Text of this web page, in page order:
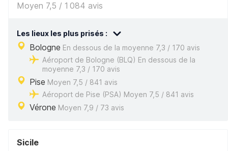
Moyen 7,5 / 1 084 avis
Les lieux les plus prisés :
Bologne En dessous de la moyenne 7,3 / 170 avis
Aéroport de Bologne (BLQ) En dessous de la
moyenne 7,3 / 170 avis
Pise Moyen 7,5 / 841 avis
Aéroport de Pise (PSA) Moyen 7,5 / 841 avis
Vérone Moyen 7,9 / 73 avis
Sicile